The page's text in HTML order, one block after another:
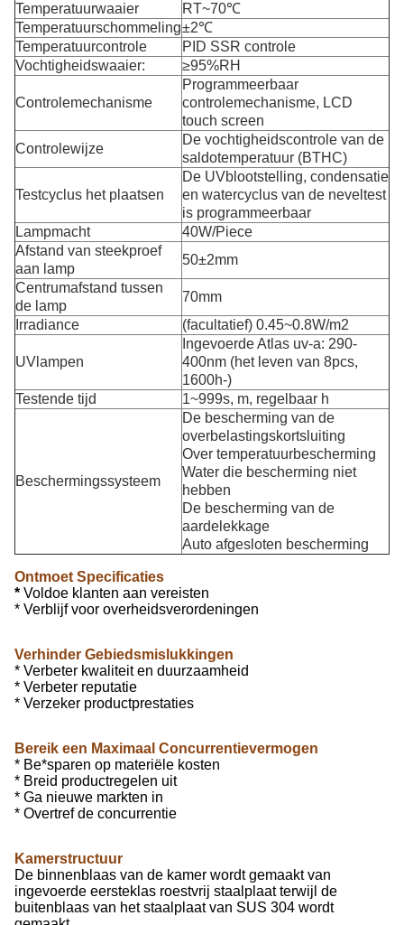
Temperatuurwaaier
RT~70℃
Temperatuurschommeling±2℃
Temperatuurcontrole
PID SSR controle
Vochtigheidswaaier:
≥95%RH
Controlemechanisme
Programmeerbaar
controlemechanisme, LCD
touch screen
Controlewijze
De vochtigheidscontrole van de
saldotemperatuur (BTHC)
Testcyclus het plaatsen
De UVblootstelling, condensatie
en watercyclus van de neveltest
is programmeerbaar
Lampmacht
40W/Piece
Afstand van steekproef
aan lamp
50±2mm
Centrumafstand tussen
de lamp
70mm
Irradiance
(facultatief) 0.45~0.8W/m2
UVlampen
Ingevoerde Atlas uv-a: 290-
400nm (het leven van 8pcs,
1600h-)
Testende tijd
1~999s, m, regelbaar h
Beschermingssysteem
De bescherming van de
overbelastingskortsluiting
Over temperatuurbescherming
Water die bescherming niet
hebben
De bescherming van de
aardelekkage
Auto afgesloten bescherming
Ontmoet Specificaties
* Voldoe klanten aan vereisten
* Verblijf voor overheidsverordeningen
Verhinder Gebiedsmislukkingen
* Verbeter kwaliteit en duurzaamheid
* Verbeter reputatie
* Verzeker productprestaties
Bereik een Maximaal Concurrentievermogen
* Be*sparen op materiële kosten
* Breid productregelen uit
* Ga nieuwe markten in
* Overtref de concurrentie
Kamerstructuur
De binnenblaas van de kamer wordt gemaakt van
ingevoerde eersteklas roestvrij staalplaat terwijl de
buitenblaas van het staalplaat van SUS 304 wordt